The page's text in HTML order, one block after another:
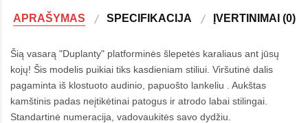
APRAŠYMAS SPECIFIKACIJA ĮVERTINIMAI (0)
Šią vasarą "Duplanty" platforminės šlepetės karaliaus ant jūsų
kojų! Šis modelis puikiai tiks kasdieniam stiliui. Viršutinė dalis
pagaminta iš klostuoto audinio, papuošto lankeliu . Aukštas
kamštinis padas neįtikėtinai patogus ir atrodo labai stilingai.
Standartinė numeracija, vadovaukitės savo dydžiu.